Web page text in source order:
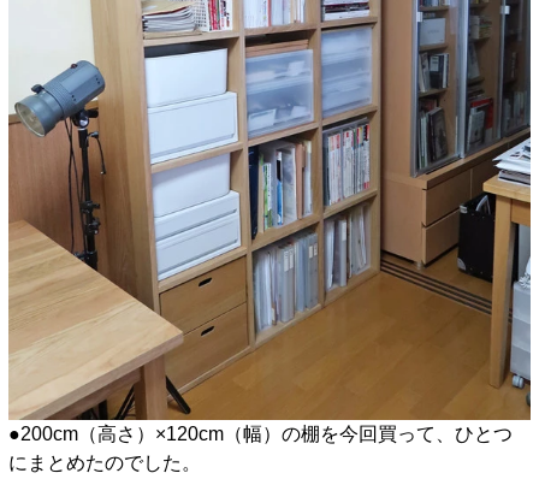
●200cm（高さ）×120cm（幅）の棚を今回買って、ひとつ
にまとめたのでした。